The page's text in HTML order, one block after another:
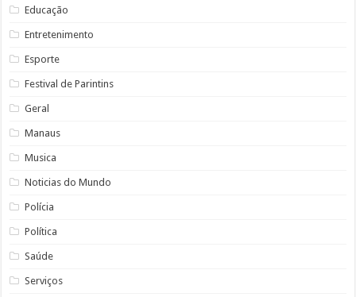
Educação
Entretenimento
Esporte
Festival de Parintins
Geral
Manaus
Musica
Noticias do Mundo
Polícia
Política
Saúde
Serviços